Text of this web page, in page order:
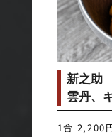
新之助
雲丹、
1合 2,200